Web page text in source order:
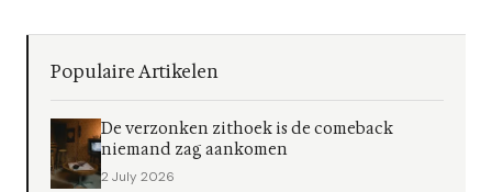
Populaire Artikelen
De verzonken zithoek is de comeback
niemand zag aankomen
2 July 2026